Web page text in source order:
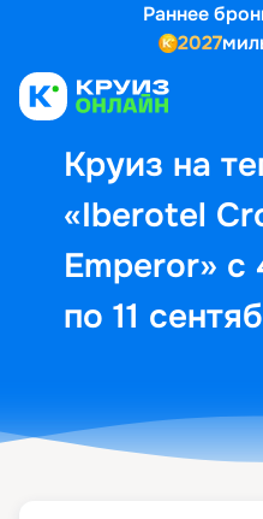
Раннее
2027
Круиз на
«Iberotel
Emperor» с
по 11